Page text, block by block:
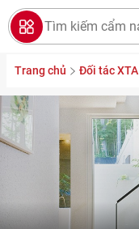
Trang chủ Đối tác XTA